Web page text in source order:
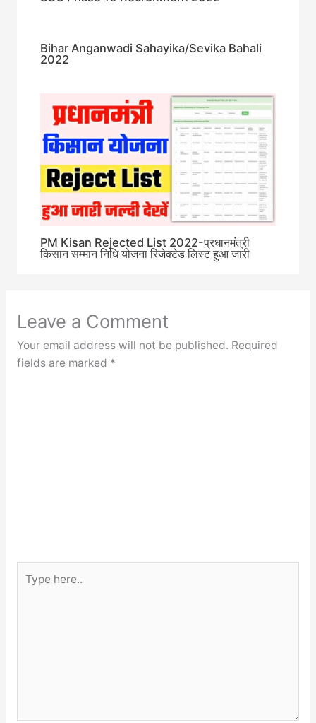
Bihar Anganwadi Sahayika/Sevika Bahali
2022
PM Kisan Rejected List 2022-प्रधानमंत्री
किसान सम्मान निधि योजना रिजेक्टेड लिस्ट हुआ जारी
Leave a Comment
Your email address will not be published. Required
fields are marked *
here..